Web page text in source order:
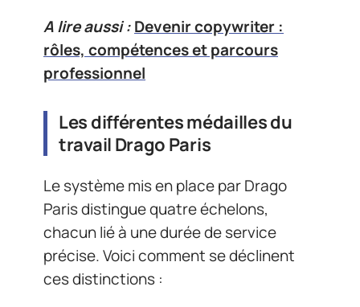
A lire aussi :Devenir copywriter :
rôles, compétences et parcours
professionnel
Les différentes médailles du
travail Drago Paris
Le système mis en place par Drago
Paris distingue quatre échelons,
chacun lié à une durée de service
précise. Voici comment se déclinent
ces distinctions :